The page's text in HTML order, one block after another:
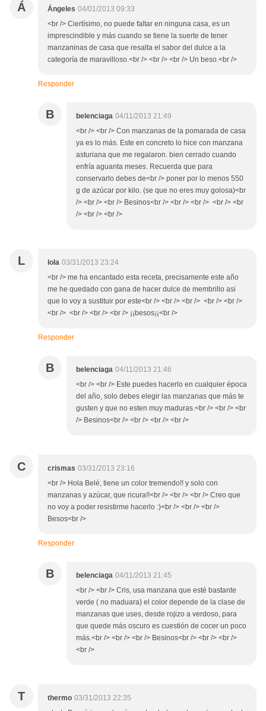
Á Ángeles 04/01/2013 09:33
<br /> Ciertísimo, no puede faltar en ninguna casa, es un
imprescindible y más cuando se tiene la suerte de tener
manzaninas de casa que resalta el sabor del dulce a la
categoría de maravilloso.<br /> <br /> <br /> Un beso.<br />
Responder
B belenciaga 04/11/2013 21:49
<br /> <br /> Con manzanas de la pomarada de casa
ya es lo más. Este en concreto lo hice con manzana
asturiana que me regalaron. bien cerrado cuando
enfría aguanta meses. Recuerda que para
conservarlo debes de<br /> poner por lo menos 550
g de azúcar por kilo. (se que no eres muy golosa)<br
/> <br /> <br /> Besinos<br /> <br /> <br /> <br /> <br
/> <br /> <br />
L lola 03/31/2013 23:24
<br /> me ha encantado esta receta, precisamente este año
me he quedado con gana de hacer dulce de membrillo asi
que lo voy a sustituir por este<br /> <br /> <br /> <br /> <br />
<br /> <br /> <br /> <br /> ¡¡besos¡¡<br />
Responder
B belenciaga 04/11/2013 21:46
<br /> <br /> Este puedes hacerlo en cualquier época
del año, solo debes elegir las manzanas que más te
gusten y que no esten muy maduras.<br /> <br /> <br
/> Besinos<br /> <br /> <br /> <br />
C crismas 03/31/2013 23:16
<br /> Hola Belé, tiene un color tremendo!! y solo con
manzanas y azúcar, que ricura!!<br /> <br /> <br /> Creo que
no voy a poder resistirme hacerlo :)<br /> <br /> <br />
Besos<br />
Responder
B belenciaga 04/11/2013 21:45
<br /> <br /> Cris, usa manzana que esté bastante
verde ( no maduara) el color depende de la clase de
manzanas que uses, desde rojizo a verdoso, para
que quede más oscuro es cuestión de cocer un poco
más.<br /> <br /> <br /> Besinos<br /> <br /> <br />
<br />
T thermo 03/31/2013 22:35